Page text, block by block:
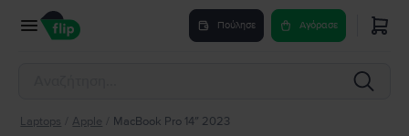
Πούλησε Αγόρασε
Laptops Apple MacBook Pro 14″ 2023